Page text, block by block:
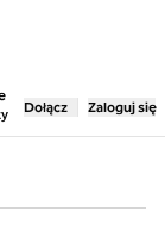
,otwiera nową
Dołącz Zaloguj się